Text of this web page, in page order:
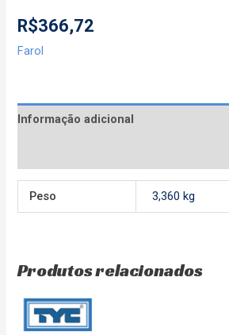
R$366,72
Farol
Informação adicional
Peso 3,360 kg
Produtos relacionados